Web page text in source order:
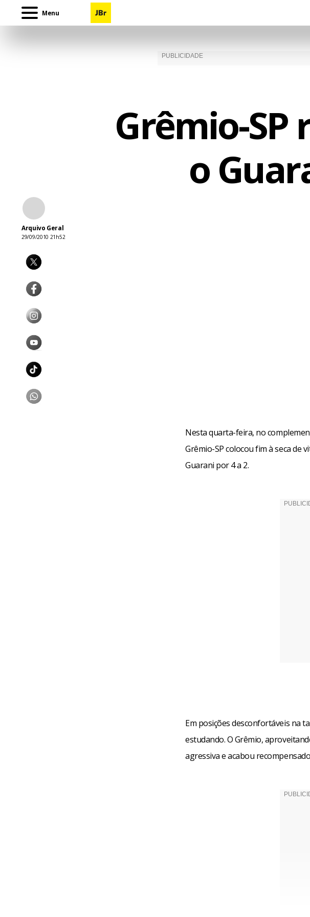
Menu
Grêmio-SP
o
Arquivo Geral
29/09/2010 21h52
Nesta quarta-feira, no
Grêmio-SP colocou fim à seca de
Guarani por 4 a 2.
Em posições desconfortáveis na
estudando. O Grêmio,
agressiva e acabou